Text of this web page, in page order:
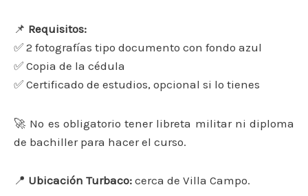
📌 Requisitos:
✅ 2 fotografías tipo documento con fondo azul
✅ Copia de la cédula
✅ Certificado de estudios, opcional si lo tienes
🚀 No es obligatorio tener libreta militar ni diploma
de bachiller para hacer el curso.
📍 Ubicación Turbaco: cerca de Villa Campo.